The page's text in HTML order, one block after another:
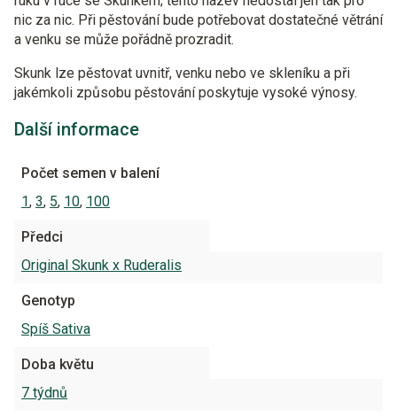
nic za nic. Při pěstování bude potřebovat dostatečné větrání
a venku se může pořádně prozradit.
Skunk lze pěstovat uvnitř, venku nebo ve skleníku a při
jakémkoli způsobu pěstování poskytuje vysoké výnosy.
Další informace
Počet semen v balení
1, 3, 5, 10, 100
Předci
Original Skunk x Ruderalis
Genotyp
Spíš Sativa
Doba květu
7 týdnů